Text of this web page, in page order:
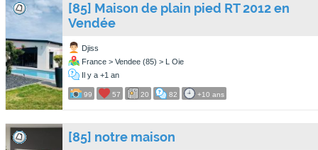
[85] Maison de plain pied RT 2012 en
Vendée
Djiss
France > Vendee (85) > L Oie
Il y a +1 an
99 57 20 82 +10 ans
[85] notre maison